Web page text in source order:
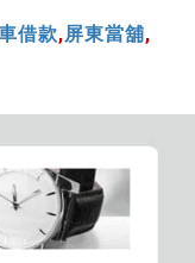
借款,屏東當舖,